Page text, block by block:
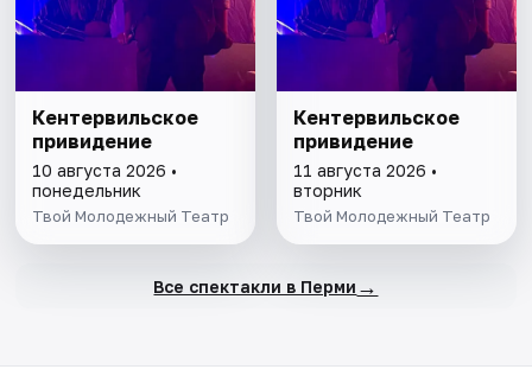
Кентервильское
привидение
10 августа 2026 •
понедельник
Твой Молодежный Театр
Кентервильское
привидение
11 августа 2026 •
вторник
Твой Молодежный Театр
Все спектакли в Перми →